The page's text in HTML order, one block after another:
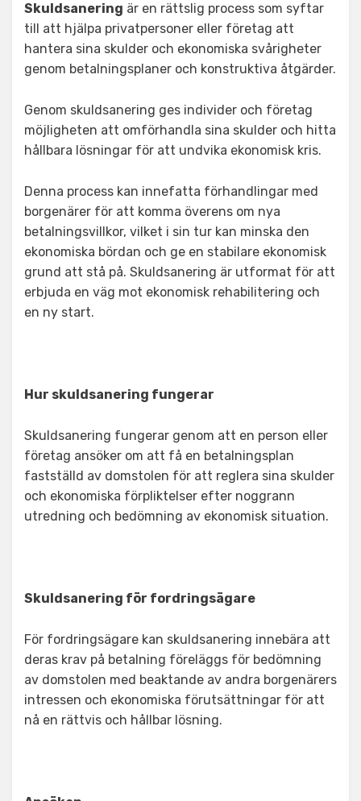
Skuldsanering är en rättslig process som syftar
till att hjälpa privatpersoner eller företag att
hantera sina skulder och ekonomiska svårigheter
genom betalningsplaner och konstruktiva åtgärder.
Genom skuldsanering ges individer och företag
möjligheten att omförhandla sina skulder och hitta
hållbara lösningar för att undvika ekonomisk kris.
Denna process kan innefatta förhandlingar med
borgenärer för att komma överens om nya
betalningsvillkor, vilket i sin tur kan minska den
ekonomiska bördan och ge en stabilare ekonomisk
grund att stå på. Skuldsanering är utformat för att
erbjuda en väg mot ekonomisk rehabilitering och
en ny start.
Hur skuldsanering fungerar
Skuldsanering fungerar genom att en person eller
företag ansöker om att få en betalningsplan
fastställd av domstolen för att reglera sina skulder
och ekonomiska förpliktelser efter noggrann
utredning och bedömning av ekonomisk situation.
Skuldsanering för fordringsägare
För fordringsägare kan skuldsanering innebära att
deras krav på betalning föreläggs för bedömning
av domstolen med beaktande av andra borgenärers
intressen och ekonomiska förutsättningar för att
nå en rättvis och hållbar lösning.